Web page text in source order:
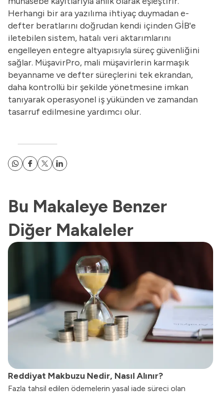
Herhangi bir ara yazılıma ihtiyaç duymadan e-
defter beratlarını doğrudan kendi içinden GİB'e
iletebilen sistem, hatalı veri aktarımlarını
engelleyen entegre altyapısıyla süreç güvenliğini
sağlar. MüşavirPro, mali müşavirlerin karmaşık
beyanname ve defter süreçlerini tek ekrandan,
daha kontrollü bir şekilde yönetmesine imkan
tanıyarak operasyonel iş yükünden ve zamandan
tasarruf edilmesine yardımcı olur.
Bu Makaleye Benzer
Diğer Makaleler
Reddiyat Makbuzu Nedir, Nasıl Alınır?
Fazla tahsil edilen ödemelerin yasal iade süreci olan